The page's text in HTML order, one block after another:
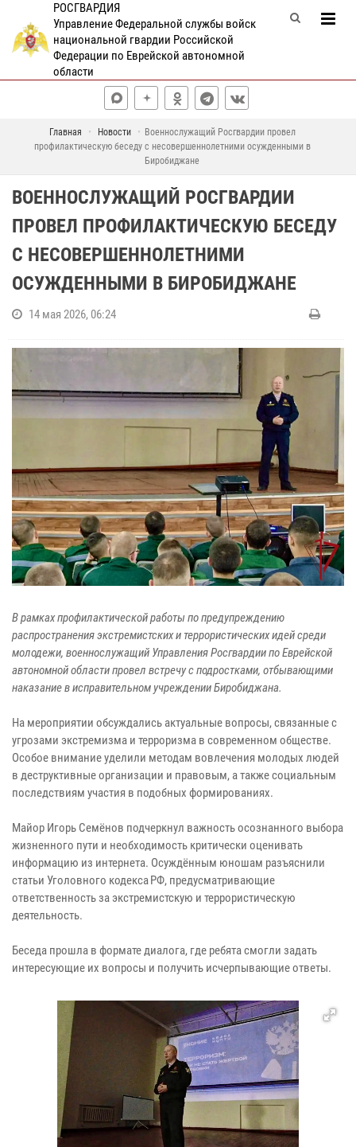
РОСГВАРДИЯ
Управление Федеральной службы войск
национальной гвардии Российской
Федерации по Еврейской автономной
области
Главная Новости
Военнослужащий Росгвардии провел
профилактическую беседу с несовершеннолетними осужденными в
Биробиджане
ВОЕННОСЛУЖАЩИЙ РОСГВАРДИИ
ПРОВЕЛ ПРОФИЛАКТИЧЕСКУЮ БЕСЕДУ
С НЕСОВЕРШЕННОЛЕТНИМИ
ОСУЖДЕННЫМИ В БИРОБИДЖАНЕ
14 мая 2026, 06:24
В рамках профилактической работы по предупреждению
распространения экстремистских и террористических идей среди
молодежи, военнослужащий Управления Росгвардии по Еврейской
автономной области провел встречу с подростками, отбывающими
наказание в исправительном учреждении Биробиджана.
На мероприятии обсуждались актуальные вопросы, связанные с
угрозами экстремизма и терроризма в современном обществе.
Особое внимание уделили методам вовлечения молодых людей
в деструктивные организации и правовым, а также социальным
последствиям участия в подобных формированиях.
Майор Игорь Семёнов подчеркнул важность осознанного выбора
жизненного пути и необходимость критически оценивать
информацию из интернета. Осуждённым юношам разъяснили
статьи Уголовного кодекса РФ, предусматривающие
ответственность за экстремистскую и террористическую
деятельность.
Беседа прошла в формате диалога, где ребята смогли задать
интересующие их вопросы и получить исчерпывающие ответы.